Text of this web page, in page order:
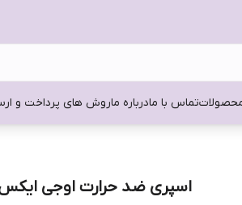
تماس با مادرباره ماروش های پرداخت و